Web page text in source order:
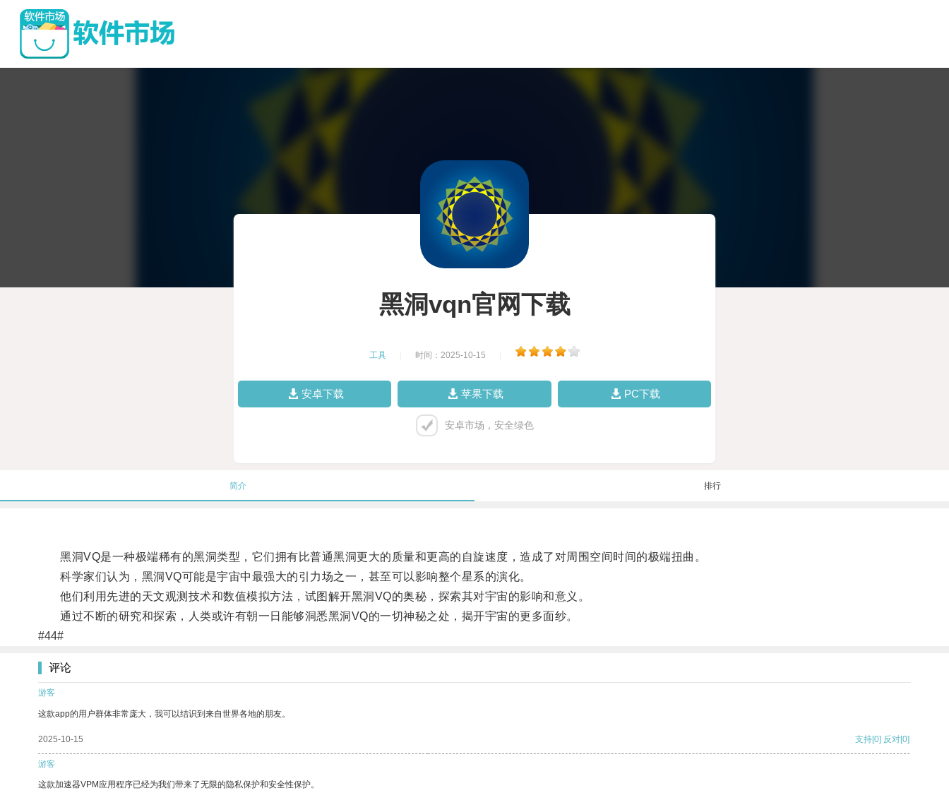
黑洞vqn官网下载
工具 时间：2025-10-15
安卓下载 苹果下载 PC下载
安卓市场，安全绿色
简介 排行
黑洞VQ是一种极端稀有的黑洞类型，它们拥有比普通黑洞更大的质量和更高的自旋速度，造成了对周围空间时间的极端扭曲。
科学家们认为，黑洞VQ可能是宇宙中最强大的引力场之一，甚至可以影响整个星系的演化。
他们利用先进的天文观测技术和数值模拟方法，试图解开黑洞VQ的奥秘，探索其对宇宙的影响和意义。
通过不断的研究和探索，人类或许有朝一日能够洞悉黑洞VQ的一切神秘之处，揭开宇宙的更多面纱。
#44#
评论
游客
这款app的用户群体非常庞大，我可以结识到来自世界各地的朋友。
2025-10-15 支持[0] 反对[0]
游客
这款加速器VPM应用程序已经为我们带来了无限的隐私保护和安全性保护。